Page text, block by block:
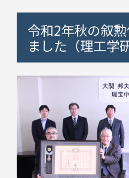
令和2年秋の叙
ました（理工学